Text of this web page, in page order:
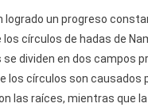
logrado un progreso
círculos de hadas de
dividen en dos campos
los círculos son causados
las raíces, mientras que